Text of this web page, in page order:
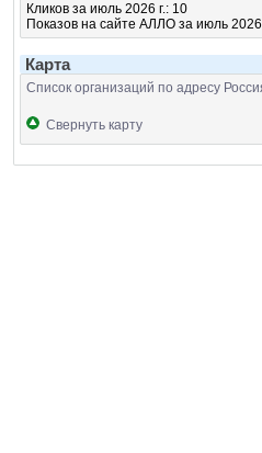
Кликов за июль 2026 г.: 10
Показов на сайте АЛЛО за июль 2026
Карта
Список организаций по адресу
Свернуть карту